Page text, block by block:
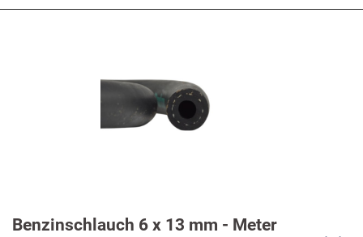
Benzinschlauch 6 x 13 mm - Meter